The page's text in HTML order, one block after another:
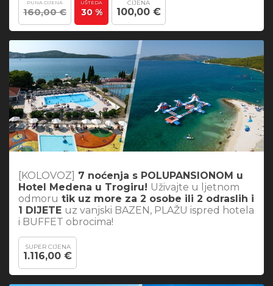
PUNA CIJENA
160,00 €
UŠTEDA
30 %
CIJENA
100,00 €
[KOLOVOZ] 7 noćenja s POLUPANSIONOM u
Hotel Medena u Trogiru! Uživajte u ljetnom
odmoru tik uz more za 2 osobe ili 2 odraslih i
1 DIJETE uz vanjski BAZEN, PLAŽU ispred hotela
i BUFFET obrocima!
SUPER CIJENA
1.116,00 €